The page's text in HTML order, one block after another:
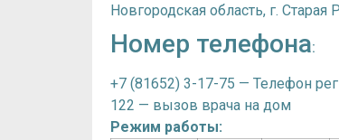
Новгородская область, г.
Номер телефона:
+7 (81652) 3-17-75 — Телефон
122 — вызов врача на дом
Режим работы: